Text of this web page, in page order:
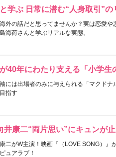
学ぶ 日常に潜む“人身取引”の
海外の話だと思ってませんか？実は恋愛
海荷さんと学ぶリアルな実態。
40年にわたり支える「小学生
には出場者のみに与えられる「マクドナ
指す
井康二“両片思い”にキュンが止
二がW主演！映画『（LOVE SONG）』
ュアラブ！